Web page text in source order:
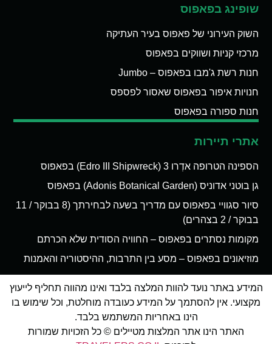
שופינג בפאפוס
השוק העירוני של פאפוס בעיר העתיקה
מרכזי קניות ושווקים בפאפוס
חנות רשת ג'מבו בפאפוס – Jumbo
חנויות איפור בפאפוס שאסור לפספס
חנות ספורה בפאפוס
אתרי תיירות
הספינה הטרופה אדְרו 3 (Edro III Shipwreck) בפאפוס
גן בוטני אדוניס (Adonis Botanical Garden) בפאפוס
סיור סגוויי בפאפוס עם מדריך בשעה לבחירתך (8 בבוקר / 11
בבוקר / 2 בצהרים)
מקומות נסתרים בפאפוס – החוויה הסודית שלא הכרתם
מוזיאונים בפאפוס – מסע בין התרבות, ההיסטוריה והאמנות
המידע באתר נועד להוות המלצה בלבד ואינו מהווה תחליף לייעוץ
מקצועי. אין להסתמך על המידע כעובדה מוחלטת, וכל שימוש בו
הינו באחריות המשתמש בלבד.
האתר הינו אתר המלצות מטיילים © כל הזכויות שמורות